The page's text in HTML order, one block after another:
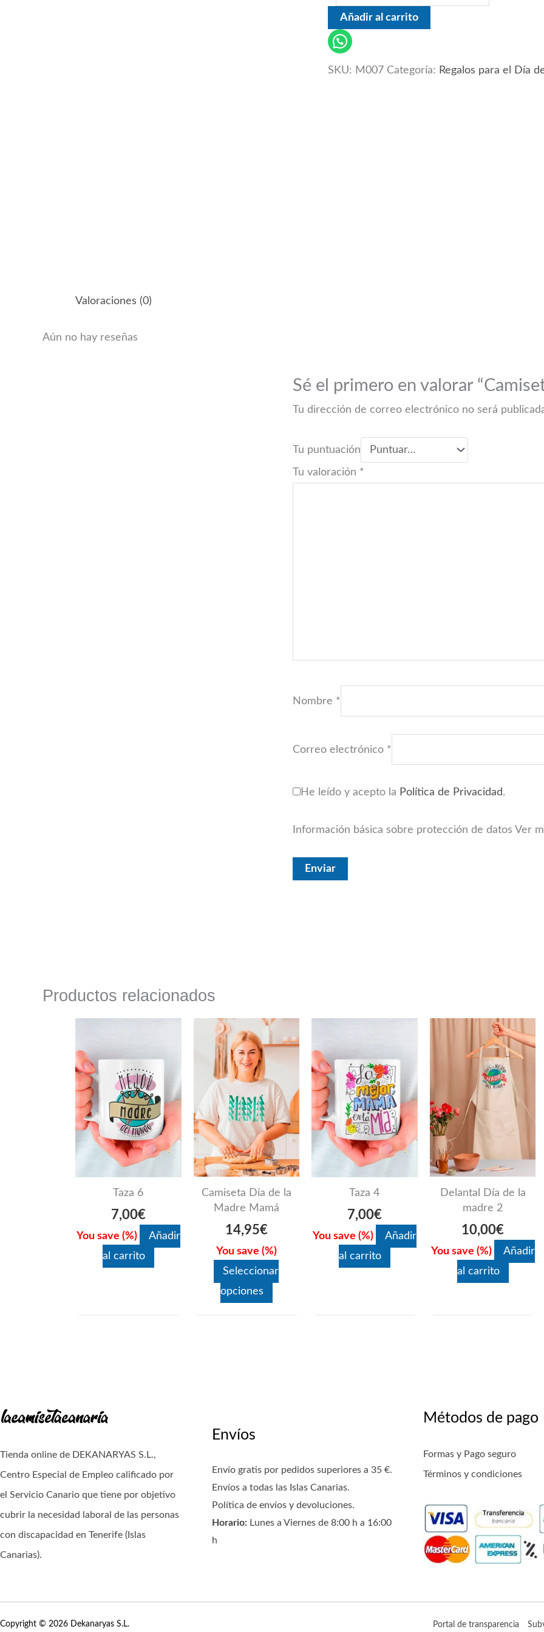
Añadir al carrito
SKU: M007 Categoría: Regalos para el Día
Valoraciones (0)
Aún no hay reseñas
Sé el primero en valorar
Tu dirección de correo electrónico no será
Tu puntuación
Tu valoración *
Nombre *
Correo electrónico *
He leído y acepto la Política de Privacidad.
Información básica sobre protección de datos Ver
Productos relacionados
Taza 6
7,00€
You save (%)
Añadir
al carrito
Camiseta Día de la
Madre Mamá
14,95€
You save (%)
Seleccionar
opciones
Este
producto
múltiples
variantes.
Las
opciones
se
pueden
elegir
la
página
Taza 4
7,00€
You save (%)
Añadir
al carrito
Delantal Día de la
madre 2
10,00€
You save (%)
Añadir
al carrito
Tienda online de DEKANARYAS S.L.,
Centro Especial de Empleo calificado por
el Servicio Canario que tiene por objetivo
cubrir la necesidad laboral de las personas
con discapacidad en Tenerife (Islas
Canarias).
Envíos
Envío gratis por pedidos superiores a 35 €.
Envíos a todas las Islas Canarias.
Política de envíos y devoluciones.
Horario:Lunes a Viernes de 8:00 h a 16:00
h
Métodos de pago
Formas y Pago seguro
Términos y condiciones
Copyright © 2026 Dekanaryas S.L. Portal de transparencia